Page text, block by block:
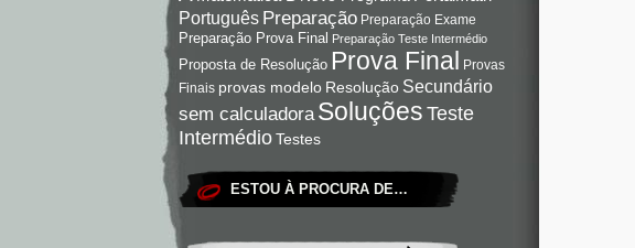
Português Preparação Preparação Exame
Preparação Prova Final Preparação Teste Intermédio
Proposta de Resolução Prova Final Provas
Finais provas modelo Resolução Secundário
sem calculadora Soluções Teste
IntermédioTestes
ESTOU À PROCURA DE…